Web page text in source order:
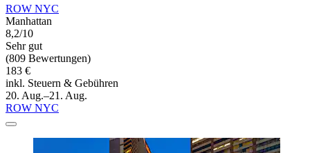
ROW NYC
Manhattan
8,2/10
Sehr gut
(809 Bewertungen)
183 €
inkl. Steuern & Gebühren
20. Aug.–21. Aug.
ROW NYC